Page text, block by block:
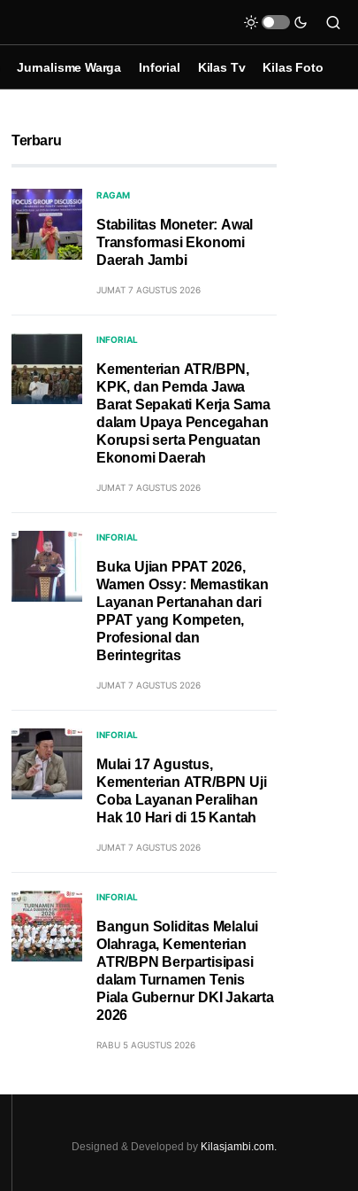
Jurnalisme Warga Inforial Kilas Tv Kilas Foto
Terbaru
RAGAM
Stabilitas Moneter: Awal
Transformasi Ekonomi
Daerah Jambi
JUMAT 7 AGUSTUS 2026
INFORIAL
Kementerian ATR/BPN,
KPK, dan Pemda Jawa
Barat Sepakati Kerja Sama
dalam Upaya Pencegahan
Korupsi serta Penguatan
Ekonomi Daerah
JUMAT 7 AGUSTUS 2026
INFORIAL
Buka Ujian PPAT 2026,
Wamen Ossy: Memastikan
Layanan Pertanahan dari
PPAT yang Kompeten,
Profesional dan
Berintegritas
JUMAT 7 AGUSTUS 2026
INFORIAL
Mulai 17 Agustus,
Kementerian ATR/BPN Uji
Coba Layanan Peralihan
Hak 10 Hari di 15 Kantah
JUMAT 7 AGUSTUS 2026
INFORIAL
Bangun Soliditas Melalui
Olahraga, Kementerian
ATR/BPN Berpartisipasi
dalam Turnamen Tenis
Piala Gubernur DKI Jakarta
2026
RABU 5 AGUSTUS 2026
Designed & Developed by Kilasjambi.com.